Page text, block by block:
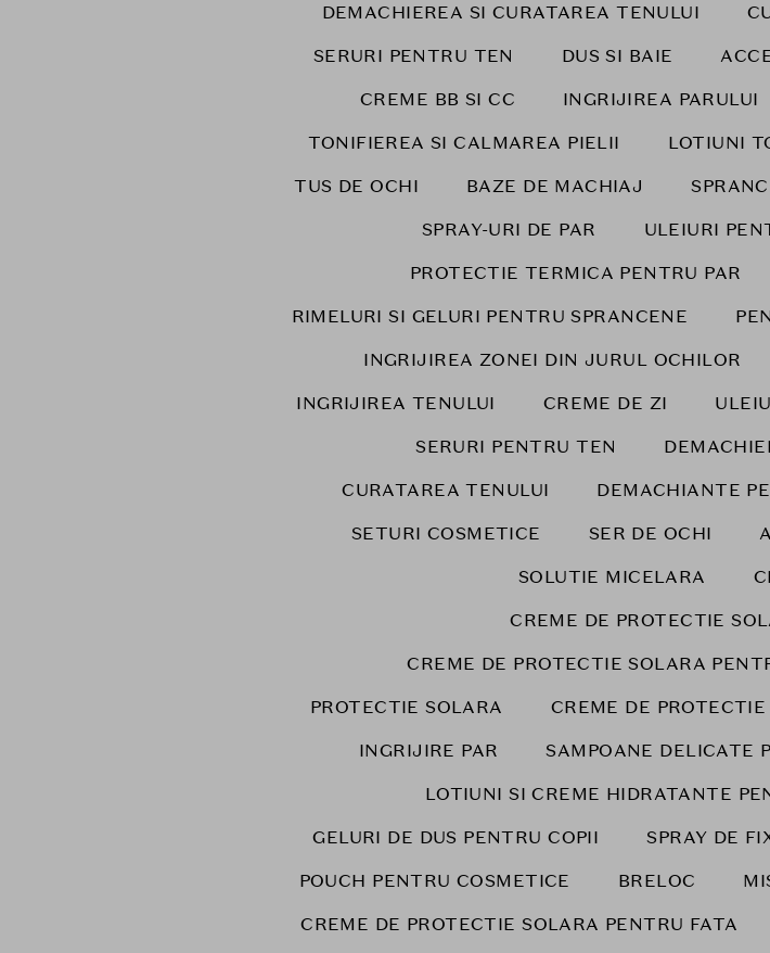
DEMACHIEREA SI CURATAREA TENULUI
SERURI PENTRU TEN
DUS SI BAIE
CREME BB SI CC
INGRIJIREA PARULUI
TONIFIEREA SI CALMAREA PIELII
LOTIUNI
TUS DE OCHI
BAZE DE MACHIAJ
SPRAY-URI DE PAR
ULEIURI
PROTECTIE TERMICA PENTRU PAR
RIMELURI SI GELURI PENTRU SPRANCENE
INGRIJIREA ZONEI DIN JURUL OCHILOR
INGRIJIREA TENULUI
CREME DE ZI
SERURI PENTRU TEN
CURATAREA TENULUI
DEMACHIANTE
SETURI COSMETICE
SER DE OCHI
SOLUTIE MICELARA
CREME DE PROTECTIE
CREME DE PROTECTIE SOLARA
PROTECTIE SOLARA
CREME DE
INGRIJIRE PAR
SAMPOANE DELICATE
LOTIUNI SI CREME HIDRATANTE
GELURI DE DUS PENTRU COPII
SPRAY DE
POUCH PENTRU COSMETICE
BRELOC
CREME DE PROTECTIE SOLARA PENTRU FATA